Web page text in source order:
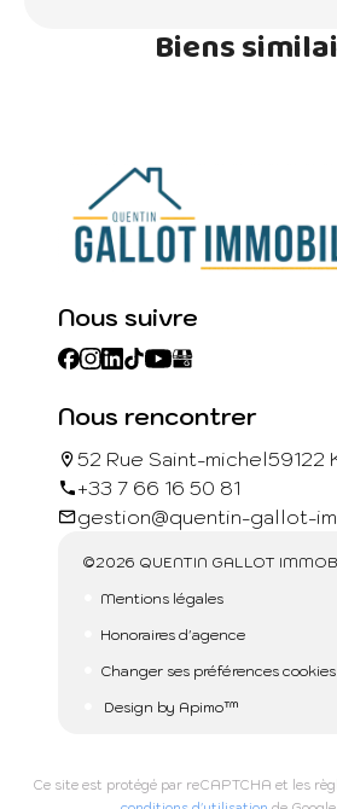
Biens
Nous suivre
Nous rencontrer
52 Rue Saint-michel59122
+33 7 66 16 50 81
gestion@quentin-gallot-
©2026 QUENTIN GALLOT
Mentions légales
Honoraires d'agence
Changer ses préférences cookies
Design by Apimo™
Ce site est protégé par reCAPTCHA et les